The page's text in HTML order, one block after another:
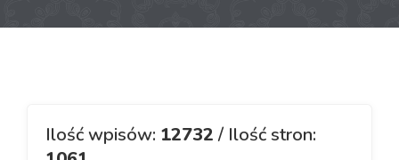
Ilość wpisów: 12732 / Ilość stron: